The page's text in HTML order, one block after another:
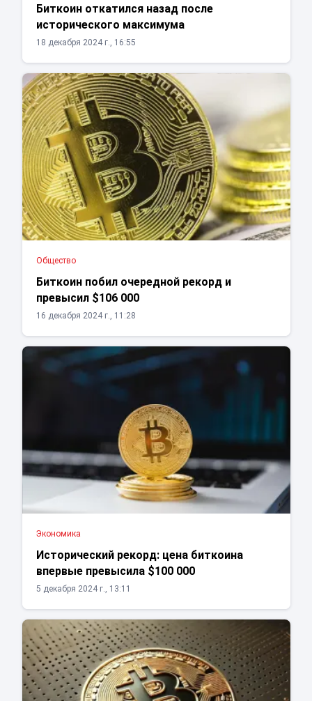
Биткоин откатился назад после
исторического максимума
18 декабря 2024 г., 16:55
Общество
Биткоин побил очередной рекорд и
превысил $106 000
16 декабря 2024 г., 11:28
Экономика
Исторический рекорд: цена биткоина
впервые превысила $100 000
5 декабря 2024 г., 13:11